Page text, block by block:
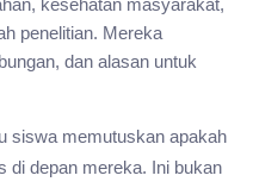
kesehatan masyarakat,
penelitian. Mereka
dan alasan untuk
siswa memutuskan apakah
di depan mereka. Ini bukan